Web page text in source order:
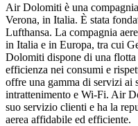
Air Dolomiti è una
Verona, in Italia. È stata
Lufthansa. La compagnia
in Italia e in Europa, tra cui
Dolomiti dispone di una
efficienza nei consumi e
offre una gamma di servizi ai
intrattenimento e Wi-Fi. Air
suo servizio clienti e ha la
aerea affidabile ed efficiente.